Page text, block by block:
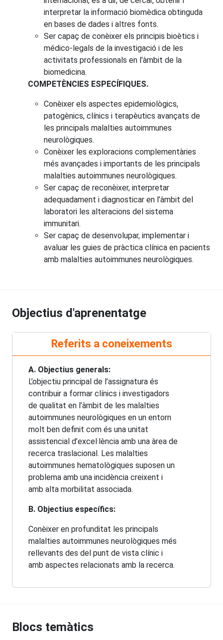
interpretar la informació biomèdica obtinguda
en bases de dades i altres fonts.
Ser capaç de conèixer els principis bioètics i
médico-legals de la investigació i de les
activitats professionals en l’àmbit de la
biomedicina.
COMPETÈNCIES ESPECÍFIQUES.
Conèixer els aspectes epidemiològics,
patogènics, clínics i terapèutics avançats de
les principals malalties autoimmunes
neurològiques.
Conèixer les exploracions complementàries
més avançades i importants de les principals
malalties autoimmunes neurològiques.
Ser capaç de reconèixer, interpretar
adequadament i diagnosticar en l’àmbit del
laboratori les alteracions del sistema
immunitari.
Ser capaç de desenvolupar, implementar i
avaluar les guies de pràctica clínica en pacients
amb malalties autoimmunes neurològiques.
Objectius d'aprenentatge
Referits a coneixements
A. Objectius generals:
L’objectiu principal de l’assignatura és
contribuir a formar clínics i investigadors
de qualitat en l’àmbit de les malalties
autoimmunes neurològiques en un entorn
molt ben definit com és una unitat
assistencial d’excel·lència amb una àrea de
recerca traslacional. Les malalties
autoimmunes hematològiques suposen un
problema amb una incidència creixent i
amb alta morbilitat associada.
B. Objectius específics:
Conèixer en profunditat les principals
malalties autoimmunes neurològiques més
rellevants des del punt de vista clínic i
amb aspectes relacionats amb la recerca.
Blocs temàtics